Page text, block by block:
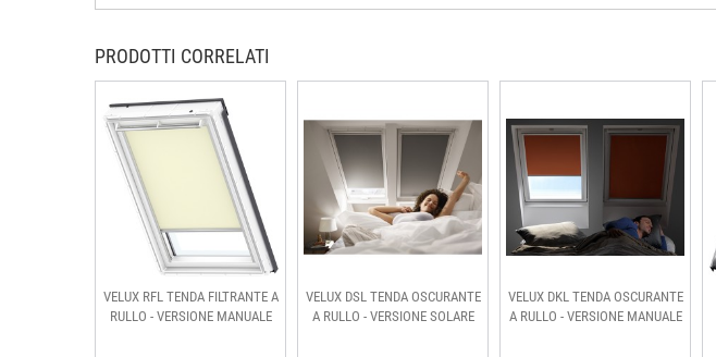
PRODOTTI CORRELATI
VELUX RFL TENDA FILTRANTE A
RULLO - VERSIONE MANUALE
VELUX DSL TENDA OSCURANTE
A RULLO - VERSIONE SOLARE
VELUX DKL TENDA OSCURANTE
A RULLO - VERSIONE MANUALE